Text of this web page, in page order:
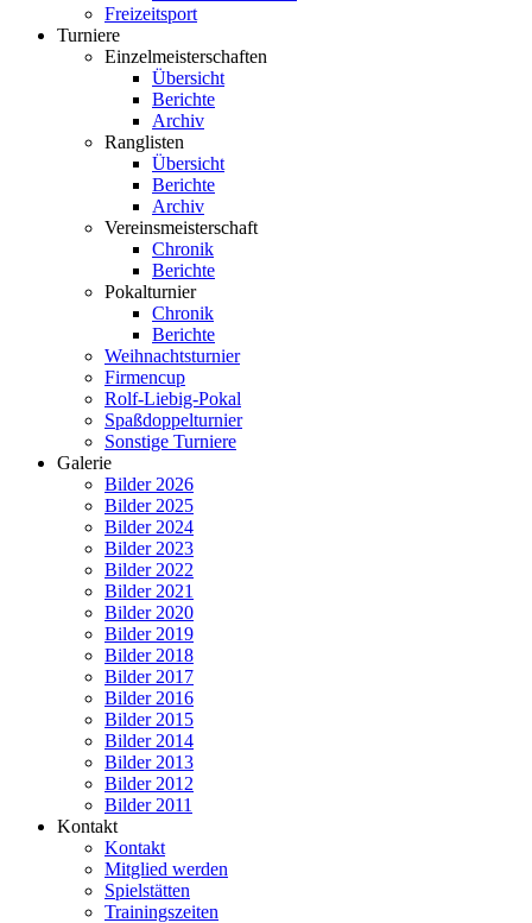
Freizeitsport
Turniere
Einzelmeisterschaften
Übersicht
Berichte
Archiv
Ranglisten
Übersicht
Berichte
Archiv
Vereinsmeisterschaft
Chronik
Berichte
Pokalturnier
Chronik
Berichte
Weihnachtsturnier
Firmencup
Rolf-Liebig-Pokal
Spaßdoppelturnier
Sonstige Turniere
Galerie
Bilder 2026
Bilder 2025
Bilder 2024
Bilder 2023
Bilder 2022
Bilder 2021
Bilder 2020
Bilder 2019
Bilder 2018
Bilder 2017
Bilder 2016
Bilder 2015
Bilder 2014
Bilder 2013
Bilder 2012
Bilder 2011
Kontakt
Kontakt
Mitglied werden
Spielstätten
Trainingszeiten